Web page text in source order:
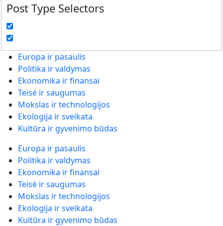
Post Type Selectors
Europa ir pasaulis
Politika ir valdymas
Ekonomika ir finansai
Teisė ir saugumas
Mokslas ir technologijos
Ekologija ir sveikata
Kultūra ir gyvenimo būdas
Europa ir pasaulis
Politika ir valdymas
Ekonomika ir finansai
Teisė ir saugumas
Mokslas ir technologijos
Ekologija ir sveikata
Kultūra ir gyvenimo būdas